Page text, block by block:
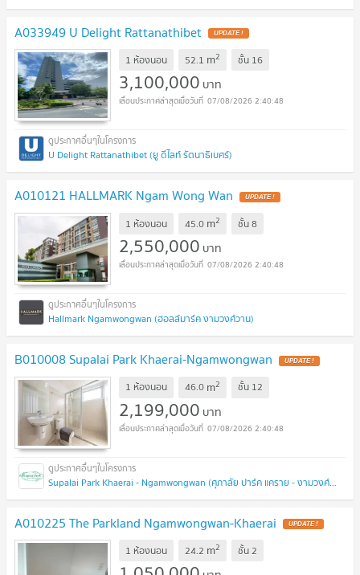
A033949 U Delight Rattanathibet UPDATE !
1 ห้องนอน 52.1 m2 ชั้น 16
3,100,000 บาท
07/08/2026 2:40:48
U Delight Rattanathibet (ยู ดีไลท์ รัตนาธิเบศร์)
A010121 HALLMARK Ngam Wong Wan UPDATE !
1 ห้องนอน 45.0 m2 ชั้น8
2,550,000 บาท
07/08/2026 2:40:48
Hallmark Ngamwongwan (ฮอลล์มาร์ค งามวงศ์วาน)
B010008 Supalai Park Khaerai-Ngamwongwan UPDATE !
1 ห้องนอน 46.0 m2 ชั้น 12
2,199,000 บาท
07/08/2026 2:40:48
Supalai Park Khaerai - Ngamwongwan (ศุภาลัย ปาร์ค แคราย - งามวงศ์วาน)
A010225 The Parkland Ngamwongwan-Khaerai UPDATE !
1 ห้องนอน 24.2 m2 ชั้น2